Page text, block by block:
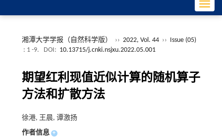
湘潭大学学报（自然科学版） ›› 2022, Vol. 44 ›› Issue (05)
: 1 -9.
DOI: 10.13715/j.cnki.nsjxu.2022.05.001
期望红利现值近似计算的随机算子
方法和扩散方法
徐港, 王晨, 谭激扬
作者信息 +